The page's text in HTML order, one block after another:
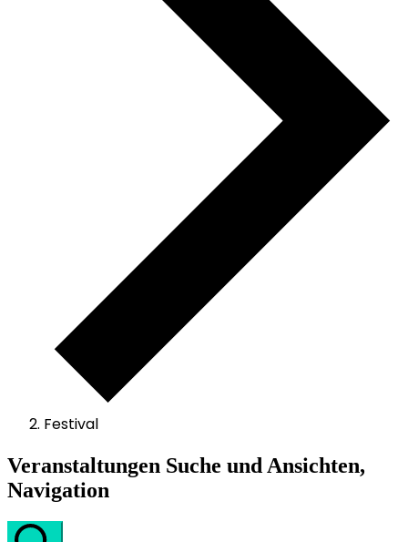
Festival
Veranstaltungen
Veranstaltungen Suche und Ansichten,
Navigation